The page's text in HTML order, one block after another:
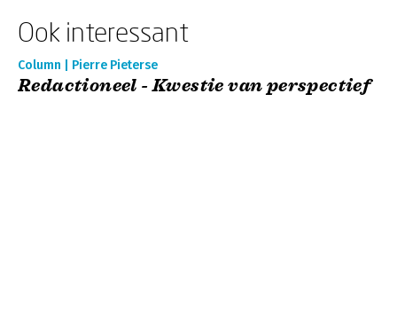
Ook interessant
Column | Pierre Pieterse
Redactioneel - Kwestie van perspectief